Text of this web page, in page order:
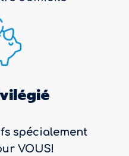
spécialement
VOUS!